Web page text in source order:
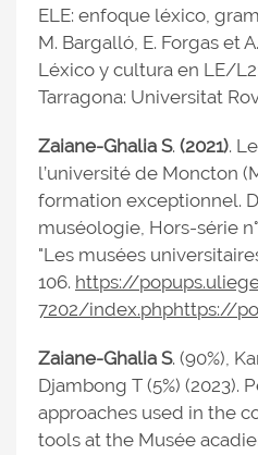
ELE: enfoque léxico,
M. Bargalló, E. Forgas et
Léxico y cultura en LE/
Tarragona: Universitat
Zaiane-Ghalia S. (2021).
l’université de Moncton
formation exceptionnel.
muséologie, Hors-série
"Les musées
106. https://
7202/index.phphttps://
Zaiane-Ghalia S. (90%),
Djambong T (5%) (2023).
approaches used in the
tools at the Musée